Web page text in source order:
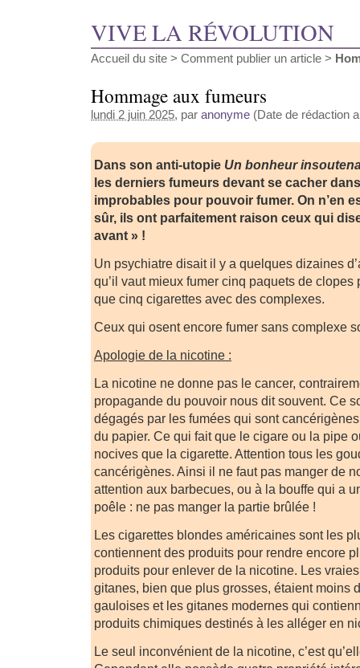
VIVE LA RÉVOLUTION
Accueil du site > Comment publier un article >
Hommage aux fumeurs
lundi 2 juin 2025, par anonyme (Date de rédaction
Dans son anti-utopie Un bonheur
les derniers fumeurs devant se cacher
improbables pour pouvoir fumer. On n’en
sûr, ils ont parfaitement raison ceux qui
avant » !
Un psychiatre disait il y a quelques dizaines
qu’il vaut mieux fumer cinq paquets de
que cinq cigarettes avec des complexes.
Ceux qui osent encore fumer sans complexe
Apologie de la nicotine :
La nicotine ne donne pas le cancer,
propagande du pouvoir nous dit souvent. Ce
dégagés par les fumées qui sont
du papier. Ce qui fait que le cigare ou la pipe
nocives que la cigarette. Attention tous les
cancérigènes. Ainsi il ne faut pas manger de
attention aux barbecues, ou à la bouffe qui a
poêle : ne pas manger la partie brûlée !
Les cigarettes blondes américaines sont les
contiennent des produits pour rendre encore
produits pour enlever de la nicotine. Les
gitanes, bien que plus grosses, étaient moins
gauloises et les gitanes modernes qui
produits chimiques destinés à les alléger en
Le seul inconvénient de la nicotine, c’est